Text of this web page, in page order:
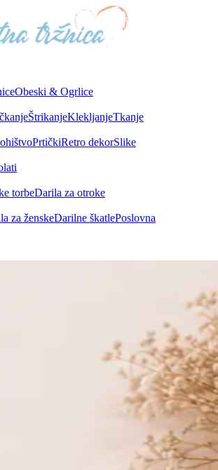
Obeski & Ogrlice
ŠtrikanjeKlekljanjeTkanje
PrtičkiRetro dekorSlike
torbeDarila za otroke
za ženskeDarilne škatlePoslovna